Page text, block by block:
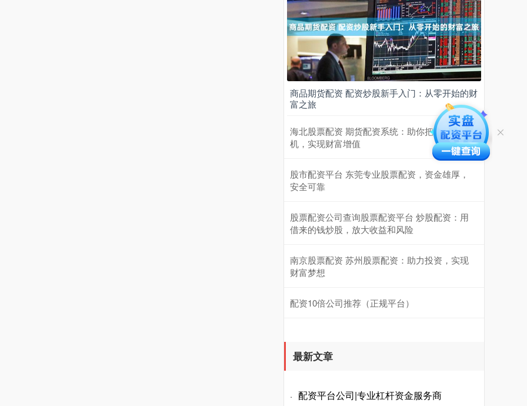
商品期货配资 配资炒股新手入门：从零开始的财
富之旅
海北股票配资 期货配资系统：助你把握市场先
机，实现财富增值
股市配资平台 东莞专业股票配资，资金雄厚，
安全可靠
股票配资公司查询股票配资平台 炒股配资：用
借来的钱炒股，放大收益和风险
南京股票配资 苏州股票配资：助力投资，实现
财富梦想
配资10倍公司推荐（正规平台）
最新文章
· 配资平台公司|专业杠杆资金服务商